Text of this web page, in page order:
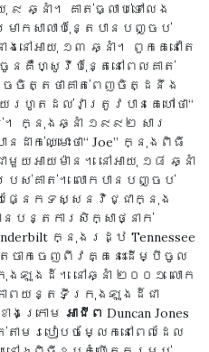
ឆ្នាំ។ គាត់ធ្លាប់ទៅលេង
ាកសាលាប៉ុន្តែបានបញ្ចប់
ៅអាយុ ១៣ ឆ្នាំ។ ពួកគេនៅតែ
នគឺហ្សូវីប៉ុន្តែនៅពេលគាត់
េចចិត្តថាគាត់ពេញចិត្ដនឹង
យរហូតដល់វាត្រូវបានគេហៅថា“
ក្នុងឆ្នាំ ១៩៩២ សារ
ដាក់ឈ្មោះថា“ Joe” ក្នុងពិធី
អាយម៉ាន។ នៅអាយុ ១៨ ឆ្នាំ
របស់គាត់។ លោកបានបញ្ចប់
យផ្នែកទស្សនវិជ្ជាក្នុង
នបន្តការសិក្សាថ្នាក់
ក្នុងរដ្ឋ Tennessee
ាកចេញពីវគ្គនេះដើម្បីចូល
ងឡុងដ៍។ នៅឆ្នាំ ២០០១ លោក
ភាពយន្តទីក្រុងឡុងដ៍ជា
ងក្រោម អាជីព Duncan Jones
ាមរបៀបចម្លែកនៅពេលដែល